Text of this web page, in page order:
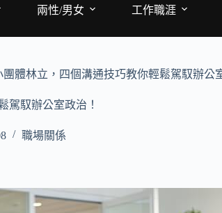
兩性/男女 工作職涯
體林立，四個溝通技巧教你輕鬆駕馭辦公
駕馭辦公室政治！
職場關係